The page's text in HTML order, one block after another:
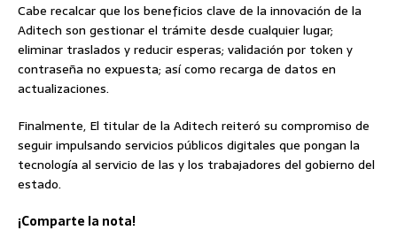
Cabe recalcar que los beneficios clave de la innovación de la
Aditech son gestionar el trámite desde cualquier lugar;
eliminar traslados y reducir esperas; validación por token y
contraseña no expuesta; así como recarga de datos en
actualizaciones.
Finalmente, El titular de la Aditech reiteró su compromiso de
seguir impulsando servicios públicos digitales que pongan la
tecnología al servicio de las y los trabajadores del gobierno del
estado.
¡Comparte la nota!